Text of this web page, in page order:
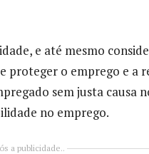
e até mesmo
proteger o emprego e a
sem justa causa
no emprego.
a publicidade..